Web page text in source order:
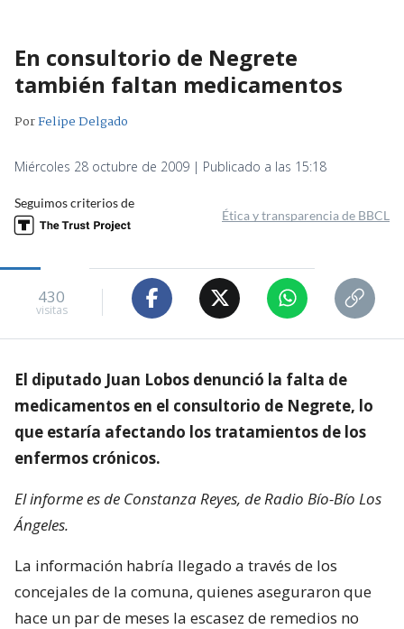
En consultorio de Negrete
también faltan medicamentos
PorFelipe Delgado
Miércoles 28 octubre de 2009 | Publicado a las 15:18
Seguimos criterios de
Ética y transparencia de BBCL
430
visitas
El diputado Juan Lobos denunció la falta de
medicamentos en el consultorio de Negrete, lo
que estaría afectando los tratamientos de los
enfermos crónicos.
El informe es de Constanza Reyes, de Radio Bío-Bío Los
Ángeles.
La información habría llegado a través de los
concejales de la comuna, quienes aseguraron que
hace un par de meses la escasez de remedios no